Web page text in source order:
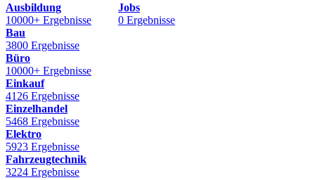
Ausbildung
10000+ Ergebnisse
Bau
3800 Ergebnisse
Büro
10000+ Ergebnisse
Einkauf
4126 Ergebnisse
Einzelhandel
5468 Ergebnisse
Elektro
5923 Ergebnisse
Fahrzeugtechnik
3224 Ergebnisse
Jobs
0 Ergebnisse